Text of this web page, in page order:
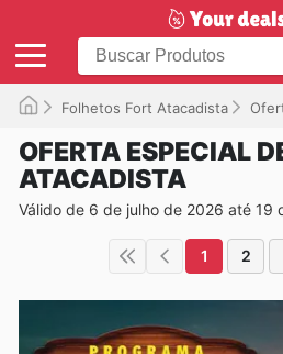
Folhetos Fort Atacadista
OFERTA ESPECIAL
ATACADISTA
Válido de 6 de julho de 2026 até 19
1 2